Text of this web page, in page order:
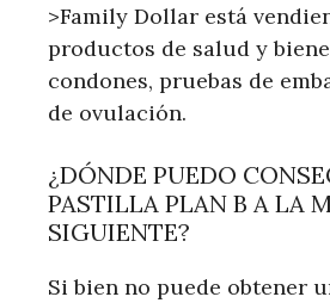
>Family Dollar está
productos de salud y
condones, pruebas de
de ovulación.
¿DÓNDE PUEDO
PASTILLA PLAN B A LA
SIGUIENTE?
Si bien no puede obtener